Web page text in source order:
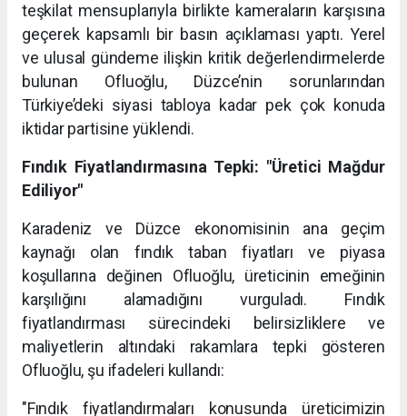
teşkilat mensuplarıyla birlikte kameraların karşısına
geçerek kapsamlı bir basın açıklaması yaptı. Yerel
ve ulusal gündeme ilişkin kritik değerlendirmelerde
bulunan Ofluoğlu, Düzce’nin sorunlarından
Türkiye’deki siyasi tabloya kadar pek çok konuda
iktidar partisine yüklendi.
Fındık Fiyatlandırmasına Tepki: "Üretici Mağdur
Ediliyor"
Karadeniz ve Düzce ekonomisinin ana geçim
kaynağı olan fındık taban fiyatları ve piyasa
koşullarına değinen Ofluoğlu, üreticinin emeğinin
karşılığını alamadığını vurguladı. Fındık
fiyatlandırması sürecindeki belirsizliklere ve
maliyetlerin altındaki rakamlara tepki gösteren
Ofluoğlu, şu ifadeleri kullandı:
"Fındık fiyatlandırmaları konusunda üreticimizin